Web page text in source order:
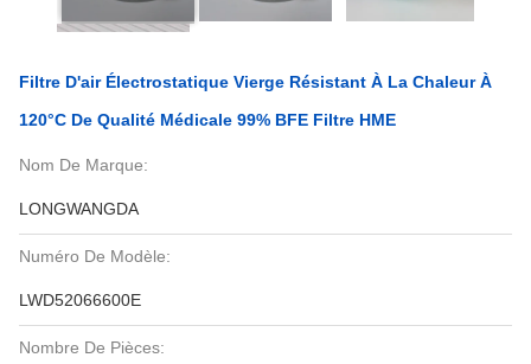
Filtre D'air Électrostatique Vierge Résistant À La Chaleur À
120°C De Qualité Médicale 99% BFE Filtre HME
Nom De Marque:
LONGWANGDA
Numéro De Modèle:
LWD52066600E
Nombre De Pièces: